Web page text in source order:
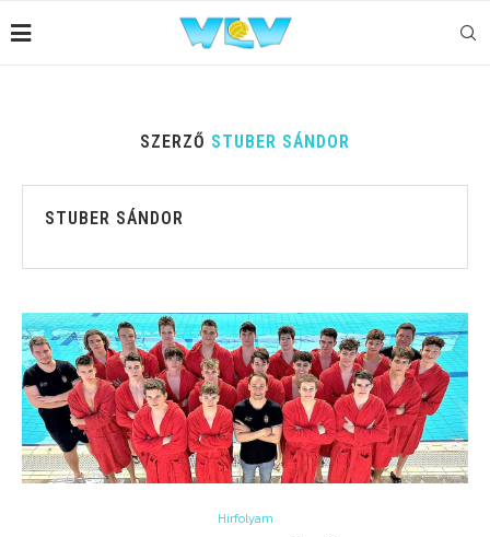
SZERZŐ STUBER SÁNDOR
STUBER SÁNDOR
Hírfolyam